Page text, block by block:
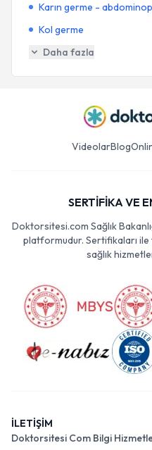
Karın germe -
Kol germe
Daha fazla
VideolarBlog
SERTİFİKA VE
Doktorsitesi.com Sağlık
platformudur. Sertifikaları ile
sağlık
İLETİŞİM
Doktorsitesi Com Bilgi